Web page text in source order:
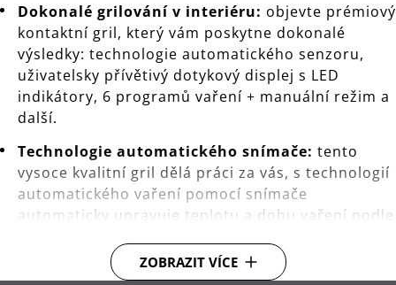
Dokonalé grilování v interiéru: objevte prémiový
kontaktní gril, který vám poskytne dokonalé
výsledky: technologie automatického senzoru,
uživatelsky přívětivý dotykový displej s LED
indikátory, 6 programů vaření + manuální režim a
další.
Technologie automatického snímače: tento
vysoce kvalitní gril dělá práci za vás, s technologií
automatického vaření pomocí snímače
automaticky upravuje teplotu a dobu vaření podle
ZOBRAZIT VÍCE